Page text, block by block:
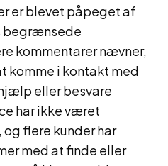
er blevet påpeget af
begrænsede
kommentarer nævner,
komme i kontakt med
eller besvare
har ikke været
flere kunder har
med at finde eller